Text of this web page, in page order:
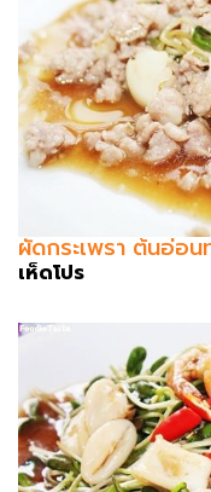
ผัดกระเพรา ต้นอ่อน
เห็ดโปร